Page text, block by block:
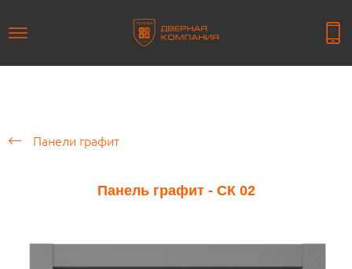
Панели графит
Панель графит - СК 02